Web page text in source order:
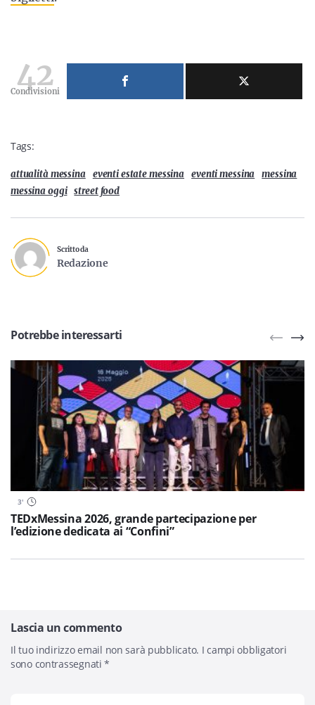
42
Condivisioni
Tags:
attualità messina eventi estate messina eventi messina
messina
messina oggi street food
Scritto da
Redazione
Potrebbe interessarti
3'
TEDxMessina 2026, grande partecipazione per
l’edizione dedicata ai “Confini”
Lascia un commento
Il tuo indirizzo email non sarà pubblicato. I campi obbligatori
sono contrassegnati*